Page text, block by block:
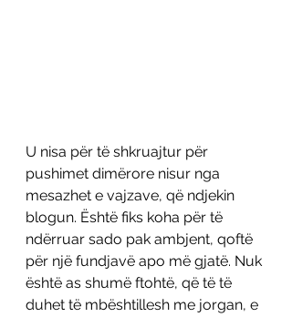
U nisa për të shkruajtur për
pushimet dimërore nisur nga
mesazhet e vajzave, që ndjekin
blogun. Është fiks koha për të
ndërruar sado pak ambjent, qoftë
për një fundjavë apo më gjatë. Nuk
është as shumë ftohtë, që të të
duhet të mbështillesh me jorgan, e